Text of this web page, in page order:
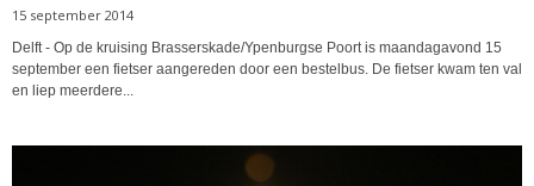
15 september 2014
Delft - Op de kruising Brasserskade/Ypenburgse Poort is maandagavond 15
september een fietser aangereden door een bestelbus. De fietser kwam ten val
en liep meerdere...